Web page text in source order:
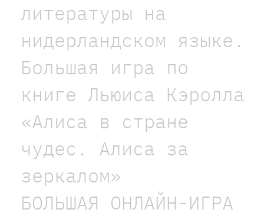
литературы на
нидерландском языке.
Большая игра по
книге Льюиса Кэролла
«Алиса в стране
чудес. Алиса за
зеркалом»
БОЛЬШАЯ ОНЛАЙН-ИГРА